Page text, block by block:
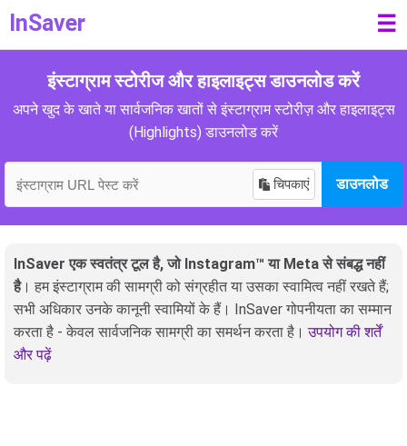
InSaver ☰
इंस्टाग्राम स्टोरीज और हाइलाइट्स डाउनलोड करें
अपने खुद के खाते या सार्वजनिक खातों से इंस्टाग्राम स्टोरीज़ और हाइलाइट्स
(Highlights) डाउनलोड करें
चिपकाएं डाउनलोड
InSaver एक स्वतंत्र टूल है, जो Instagram™ या Meta से संबद्ध नहीं
है। हम इंस्टाग्राम की सामग्री को संग्रहीत या उसका स्वामित्व नहीं रखते हैं;
सभी अधिकार उनके कानूनी स्वामियों के हैं। InSaver गोपनीयता का सम्मान
करता है - केवल सार्वजनिक सामग्री का समर्थन करता है।उपयोग की शर्तें
और पढ़ें